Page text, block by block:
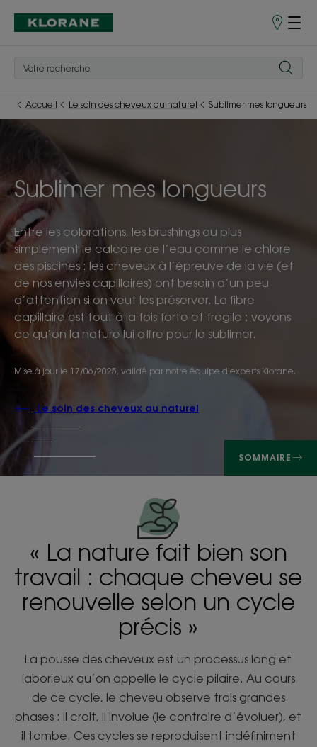
Points
Accueil Le soin des cheveux au naturel Sublimer mes longueurs
Sublimer mes longueurs
Entre les colorations, les brushings ou plus
simplement le calcaire de l’eau comme le chlore
des piscines : les cheveux à l’épreuve de la vie (et
de nos envies capillaires) ont besoin d’un peu
d’attention si on veut les préserver. La fibre
capillaire est tout à la fois forte et fragile : voyons
ce qu’on la nature lui offre pour la sublimer.
Mise à jour le 17/06/2025, validé par notre équipe d'experts Klorane.
Le soin des cheveux au naturel
SOMMAIRE
« La nature fait bien son
travail : chaque cheveu se
renouvelle selon un cycle
précis »
La pousse des cheveux est un processus long et
laborieux qu’on appelle le cycle pilaire. Au cours
de ce cycle, le cheveu observe trois grandes
phases : il croit, il involue (le contraire d’évoluer), et
il tombe. Ces cycles se reproduisent indéfiniment